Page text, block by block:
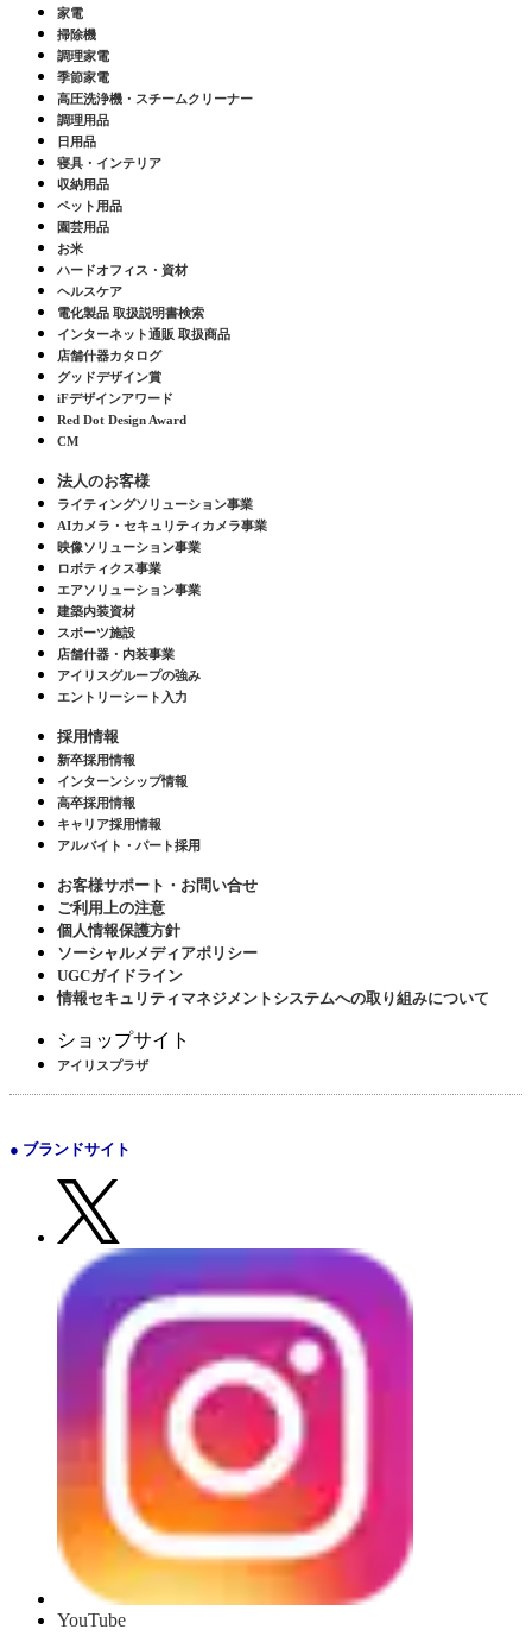
家電
掃除機
調理家電
季節家電
高圧洗浄機・スチームクリーナー
調理用品
日用品
寝具・インテリア
収納用品
ペット用品
園芸用品
お米
ハードオフィス・資材
ヘルスケア
電化製品 取扱説明書検索
インターネット通販 取扱商品
店舗什器カタログ
グッドデザイン賞
iFデザインアワード
Red Dot Design Award
CM
法人のお客様
ライティングソリューション事業
AIカメラ・セキュリティカメラ事業
映像ソリューション事業
ロボティクス事業
エアソリューション事業
建築内装資材
スポーツ施設
店舗什器・内装事業
アイリスグループの強み
エントリーシート入力
採用情報
新卒採用情報
インターンシップ情報
高卒採用情報
キャリア採用情報
アルバイト・パート採用
お客様サポート・お問い合せ
ご利用上の注意
個人情報保護方針
ソーシャルメディアポリシー
UGCガイドライン
情報セキュリティマネジメントシステムへの取り組みについて
ショップサイト
アイリスプラザ
● ブランドサイト
YouTube